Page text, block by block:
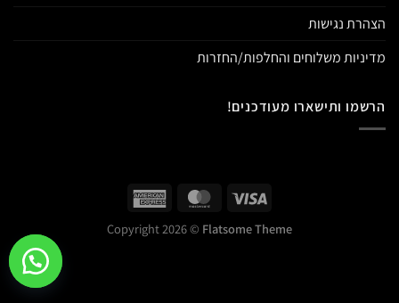
הצהרת נגישות
מדיניות משלוחים והחלפות/החזרות
הרשמו ותישארו מעודכנים!
Copyright 2026 © Flatsome Theme